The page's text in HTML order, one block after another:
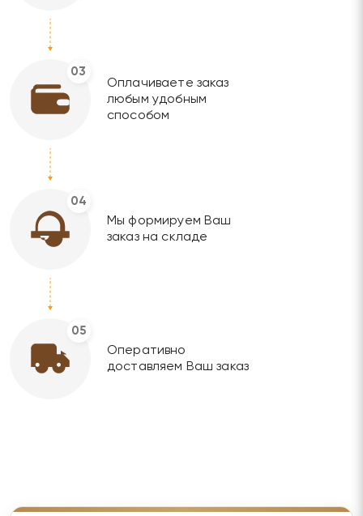
03
Оплачиваете заказ
любым удобным
способом
04
Мы формируем Ваш
заказ на складе
05
Оперативно
доставляем Ваш заказ